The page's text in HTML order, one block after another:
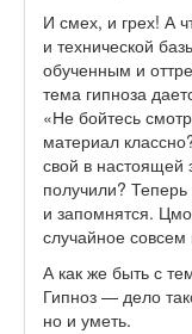
И смех, и грех! А
и технической
обученным и
тема гипноза
«Не бойтесь
материал
свой в настоящей
получили?
и запомнятся.
случайное совсем
А как же быть с
Гипноз — дело
но и уметь.